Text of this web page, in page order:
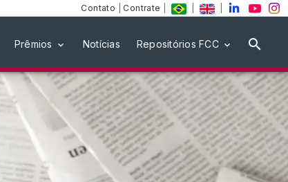
Contato Contrate
Prêmios Notícias Repositórios FCC